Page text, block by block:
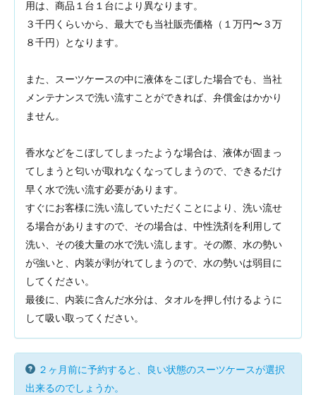
用は、商品１台１台により異なります。
３千円くらいから、最大でも当社販売価格（１万円〜３万
８千円）となります。
また、スーツケースの中に液体をこぼした場合でも、当社
メンテナンスで洗い流すことができれば、弁償金はかかり
ません。
香水などをこぼしてしまったような場合は、液体が固まっ
てしまうと匂いが取れなくなってしまうので、できるだけ
早く水で洗い流す必要があります。
すぐにお客様に洗い流していただくことにより、洗い流せ
る場合がありますので、その場合は、中性洗剤を利用して
洗い、その後大量の水で洗い流します。その際、水の勢い
が強いと、内装が剥がれてしまうので、水の勢いは弱目に
してください。
最後に、内装に含んだ水分は、タオルを押し付けるように
して吸い取ってください。
２ヶ月前に予約すると、良い状態のスーツケースが選択
出来るのでしょうか。